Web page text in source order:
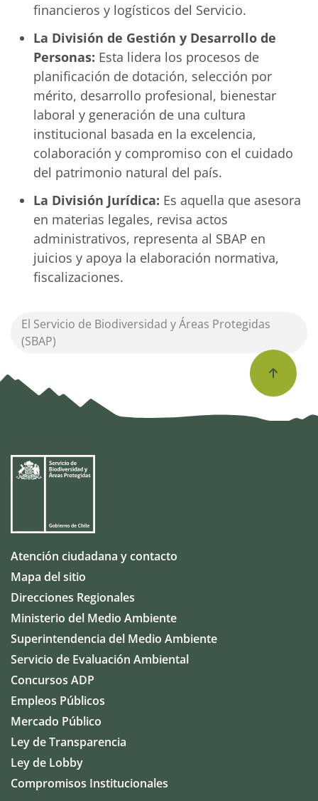
financieros y logísticos del Servicio.
La División de Gestión y Desarrollo de
Personas: Esta lidera los procesos de
planificación de dotación, selección por
mérito, desarrollo profesional, bienestar
laboral y generación de una cultura
institucional basada en la excelencia,
colaboración y compromiso con el cuidado
del patrimonio natural del país.
La División Jurídica: Es aquella que asesora
en materias legales, revisa actos
administrativos, representa al SBAP en
juicios y apoya la elaboración normativa,
fiscalizaciones.
El Servicio de Biodiversidad y Áreas Protegidas
(SBAP)
Atención ciudadana y contacto
Mapa del sitio
Direcciones Regionales
Ministerio del Medio Ambiente
Superintendencia del Medio Ambiente
Servicio de Evaluación Ambiental
Concursos ADP
Empleos Públicos
Mercado Público
Ley de Transparencia
Ley de Lobby
Compromisos Institucionales